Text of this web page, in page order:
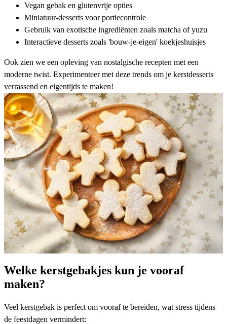
Vegan gebak en glutenvrije opties
Miniatuur-desserts voor portiecontrole
Gebruik van exotische ingrediënten zoals matcha of yuzu
Interactieve desserts zoals 'bouw-je-eigen' koekjeshuisjes
Ook zien we een opleving van nostalgische recepten met een
moderne twist. Experimenteer met deze trends om je kerstdesserts
verrassend en eigentijds te maken!
Welke kerstgebakjes kun je vooraf
maken?
Veel kerstgebak is perfect om vooraf te bereiden, wat stress tijdens
de feestdagen vermindert: